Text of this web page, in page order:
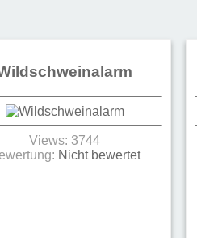
Brötchen aus dem
Views: 3744
Nicht bewertet